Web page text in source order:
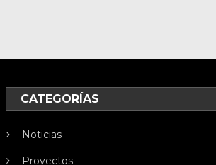
CATEGORÍAS
Noticias
Proyectos